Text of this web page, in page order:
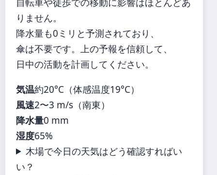
りません。
降水量も0ミリと予測されており、
傘は不要です。上の予報を信頼して、
日中の活動を計画してください。
気温約20°C（体感温度19°C）
風速2〜3 m/s（南東）
降水量0 mm
湿度65%
木場で今日の天気はどう確認すればい
い？